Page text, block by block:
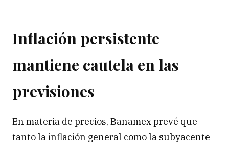
Inflación persistente
mantiene cautela en las
previsiones
En materia de precios, Banamex prevé que
tanto la inflación general como la subyacente